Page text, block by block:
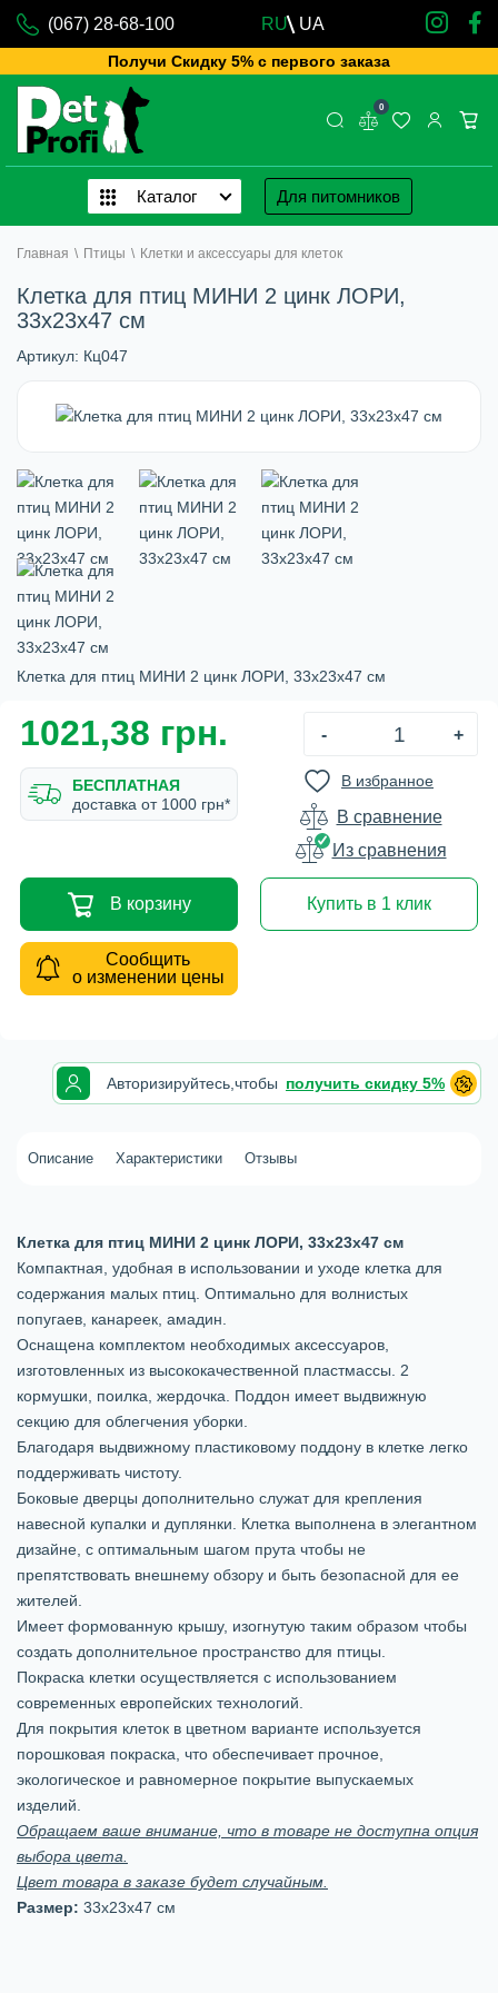
(067) 28-68-100 RU UA
Получи Скидку 5% с первого заказа
0
Каталог Для питомников
Главная \ Птицы \ Клетки и аксессуары для клеток
Клетка для птиц МИНИ 2 цинк ЛОРИ,
33х23х47 см
Артикул: Кц047
Клетка для птиц МИНИ 2 цинк ЛОРИ, 33х23х47 см
1021,38 грн. - +
БЕСПЛАТНАЯ
доставка от 1000 грн*
В избранное
В сравнение
Из сравнения
В корзину Купить в 1 клик
Сообщить
о изменении цены
Авторизируйтесь, чтобы получить скидку 5%
Описание Характеристики Отзывы
Клетка для птиц МИНИ 2 цинк ЛОРИ, 33х23х47 см
Компактная, удобная в использовании и уходе клетка для
содержания малых птиц. Оптимально для волнистых
попугаев, канареек, амадин.
Оснащена комплектом необходимых аксессуаров,
изготовленных из высококачественной пластмассы. 2
кормушки, поилка, жердочка. Поддон имеет выдвижную
секцию для облегчения уборки.
Благодаря выдвижному пластиковому поддону в клетке легко
поддерживать чистоту.
Боковые дверцы дополнительно служат для крепления
навесной купалки и дуплянки. Клетка выполнена в элегантном
дизайне, с оптимальным шагом прута чтобы не
препятствовать внешнему обзору и быть безопасной для ее
жителей.
Имеет формованную крышу, изогнутую таким образом чтобы
создать дополнительное пространство для птицы.
Покраска клетки осуществляется с использованием
современных европейских технологий.
Для покрытия клеток в цветном варианте используется
порошковая покраска, что обеспечивает прочное,
экологическое и равномерное покрытие выпускаемых
изделий.
Обращаем ваше внимание, что в товаре не доступна опция
выбора цвета.
Цвет товара в заказе будет случайным.
Размер: 33х23х47 см